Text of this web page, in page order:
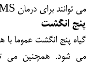
می توانند برای درمان PMS نیز موثر باشد.
پنج انگشت
گیاه پنج انگشت عموما با
می شود. همچنین می